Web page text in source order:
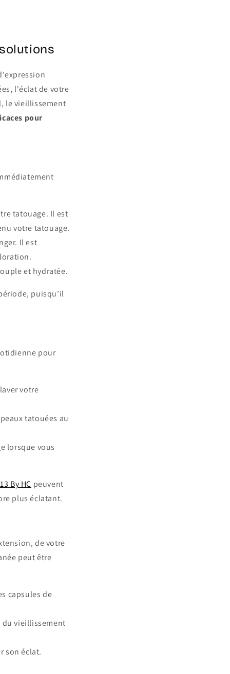
l'éclat de votre
le vieillissement
pour
tatouage. Il est
votre tatouage.
Il est
et hydratée.
puisqu’il
pour
votre
tatouées au
lorsque vous
By HC peuvent
plus éclatant.
de votre
peut être
capsules de
vieillissement
son éclat.